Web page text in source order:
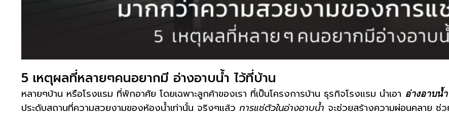
5 เหตุผลที่หลายๆคนอยากมี อ่างอาบน้ำ ไว้ที่บ้าน
หลายๆบ้าน หรือโรงแรม ที่พักอาศัย โดยเฉพาะลูกค้าของเรา ที่เป็นโครงการบ้าน ธุรกิจโรงแรม นำเอา อ่างอาบน้
ประดับสถานที่ความสวยงามของห้องน้ำเท่านั้น จริงๆแล้ว การแช่ตัวในอ่างอาบน้ำ จะช่วยสร้างความผ่อนคลาย ช่